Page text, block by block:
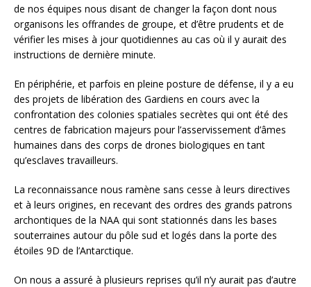
de nos équipes nous disant de changer la façon dont nous
organisons les offrandes de groupe, et d’être prudents et de
vérifier les mises à jour quotidiennes au cas où il y aurait des
instructions de dernière minute.
En périphérie, et parfois en pleine posture de défense, il y a eu
des projets de libération des Gardiens en cours avec la
confrontation des colonies spatiales secrètes qui ont été des
centres de fabrication majeurs pour l’asservissement d’âmes
humaines dans des corps de drones biologiques en tant
qu’esclaves travailleurs.
La reconnaissance nous ramène sans cesse à leurs directives
et à leurs origines, en recevant des ordres des grands patrons
archontiques de la NAA qui sont stationnés dans les bases
souterraines autour du pôle sud et logés dans la porte des
étoiles 9D de l’Antarctique.
On nous a assuré à plusieurs reprises qu’il n’y aurait pas d’autre